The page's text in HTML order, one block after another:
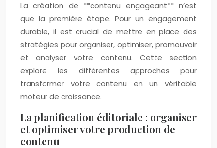
La création de **contenu engageant** n’est
que la première étape. Pour un engagement
durable, il est crucial de mettre en place des
stratégies pour organiser, optimiser, promouvoir
et analyser votre contenu. Cette section
explore les différentes approches pour
transformer votre contenu en un véritable
moteur de croissance.
La planification éditoriale : organiser
et optimiser votre production de
contenu